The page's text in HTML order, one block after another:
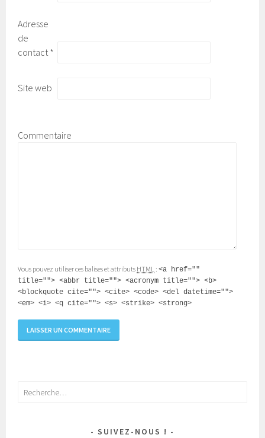
Adresse
de
contact *
Site web
Commentaire
Vous pouvez utiliser ces balises et attributs HTML :<a href=""
title=""> <abbr title=""> <acronym title=""> <b>
<blockquote cite=""> <cite> <code> <del datetime="">
<em> <i> <q cite=""> <s> <strike> <strong>
Rechercher :
SUIVEZ-NOUS !